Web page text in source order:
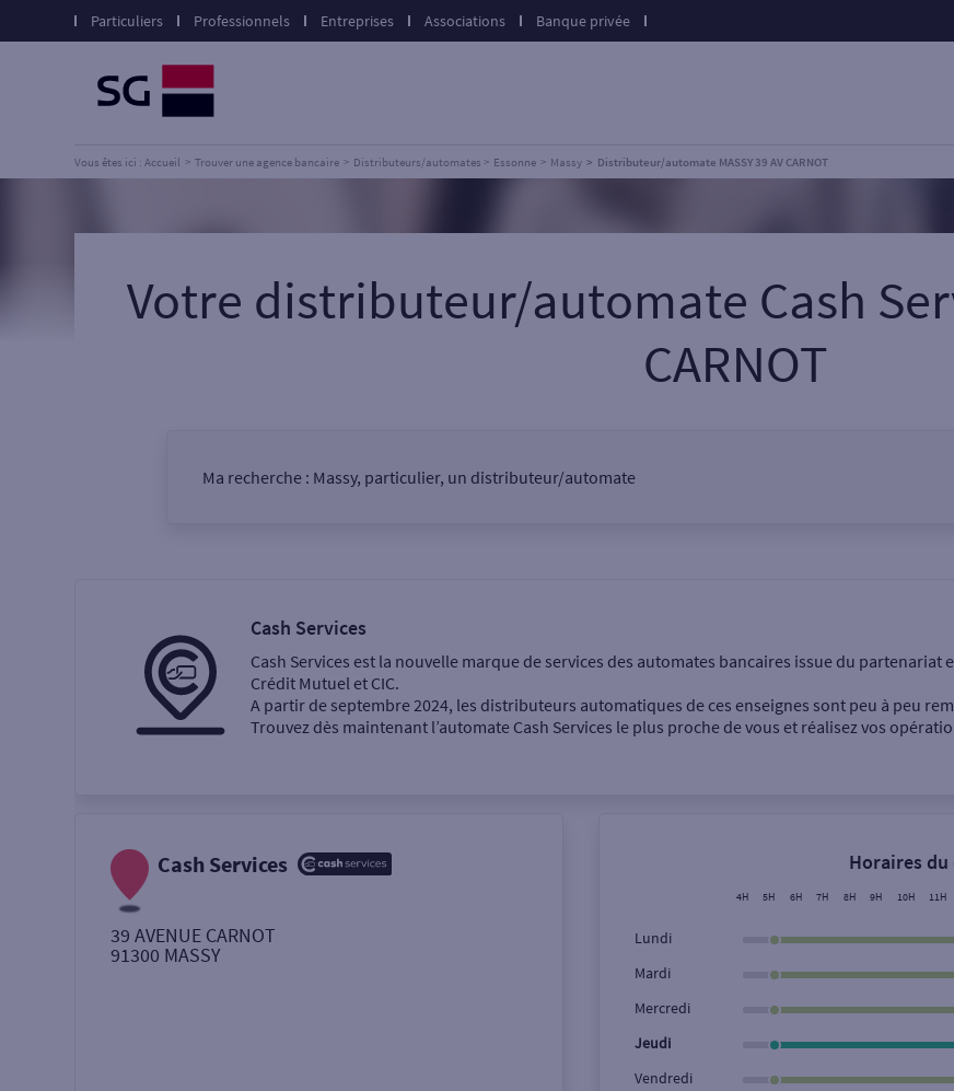
Particuliers Professionnels Entreprises Associations Banque privée
Vous êtes ici : Accueil Trouver une agence bancaire Distributeurs/automates Essonne Massy Distributeur/automate MASSY 39 AV CARNOT
Votre distributeur/automate Cash
CARNOT
Ma recherche : Massy, particulier, un distributeur/automate
Ma recherche
Retrait de billets €
Retrait de
Rue
Cash Services
Cash Services est la nouvelle marque de services des automates bancaires issue du partenariat
Crédit Mutuel et CIC.
A partir de septembre 2024, les distributeurs automatiques de ces enseignes sont peu à peu
Trouvez dès maintenant l’automate Cash Services le plus proche de vous et réalisez vos
Cash Services
39 AVENUE CARNOT
91300 MASSY
Horaires
4H 5H 6H 7H 8H 9H 10H 11H
Lundi
Mardi
Mercredi
Jeudi
Vendredi